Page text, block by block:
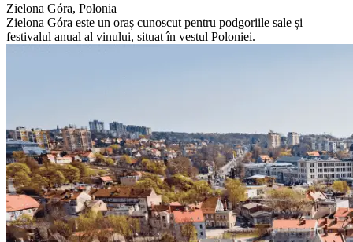
Zielona Góra, Polonia
Zielona Góra este un oraș cunoscut pentru podgoriile sale și
festivalul anual al vinului, situat în vestul Poloniei.